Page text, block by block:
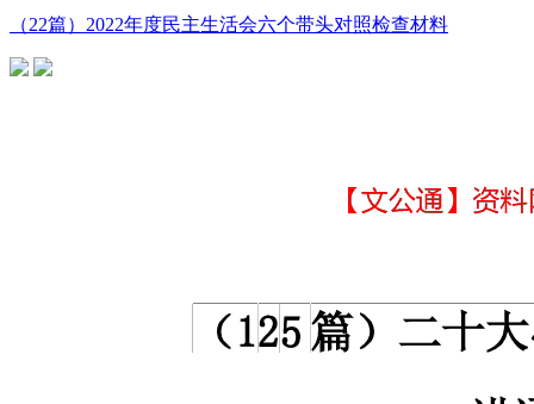
（22篇）2022年度民主生活会六个带头对照检查材料